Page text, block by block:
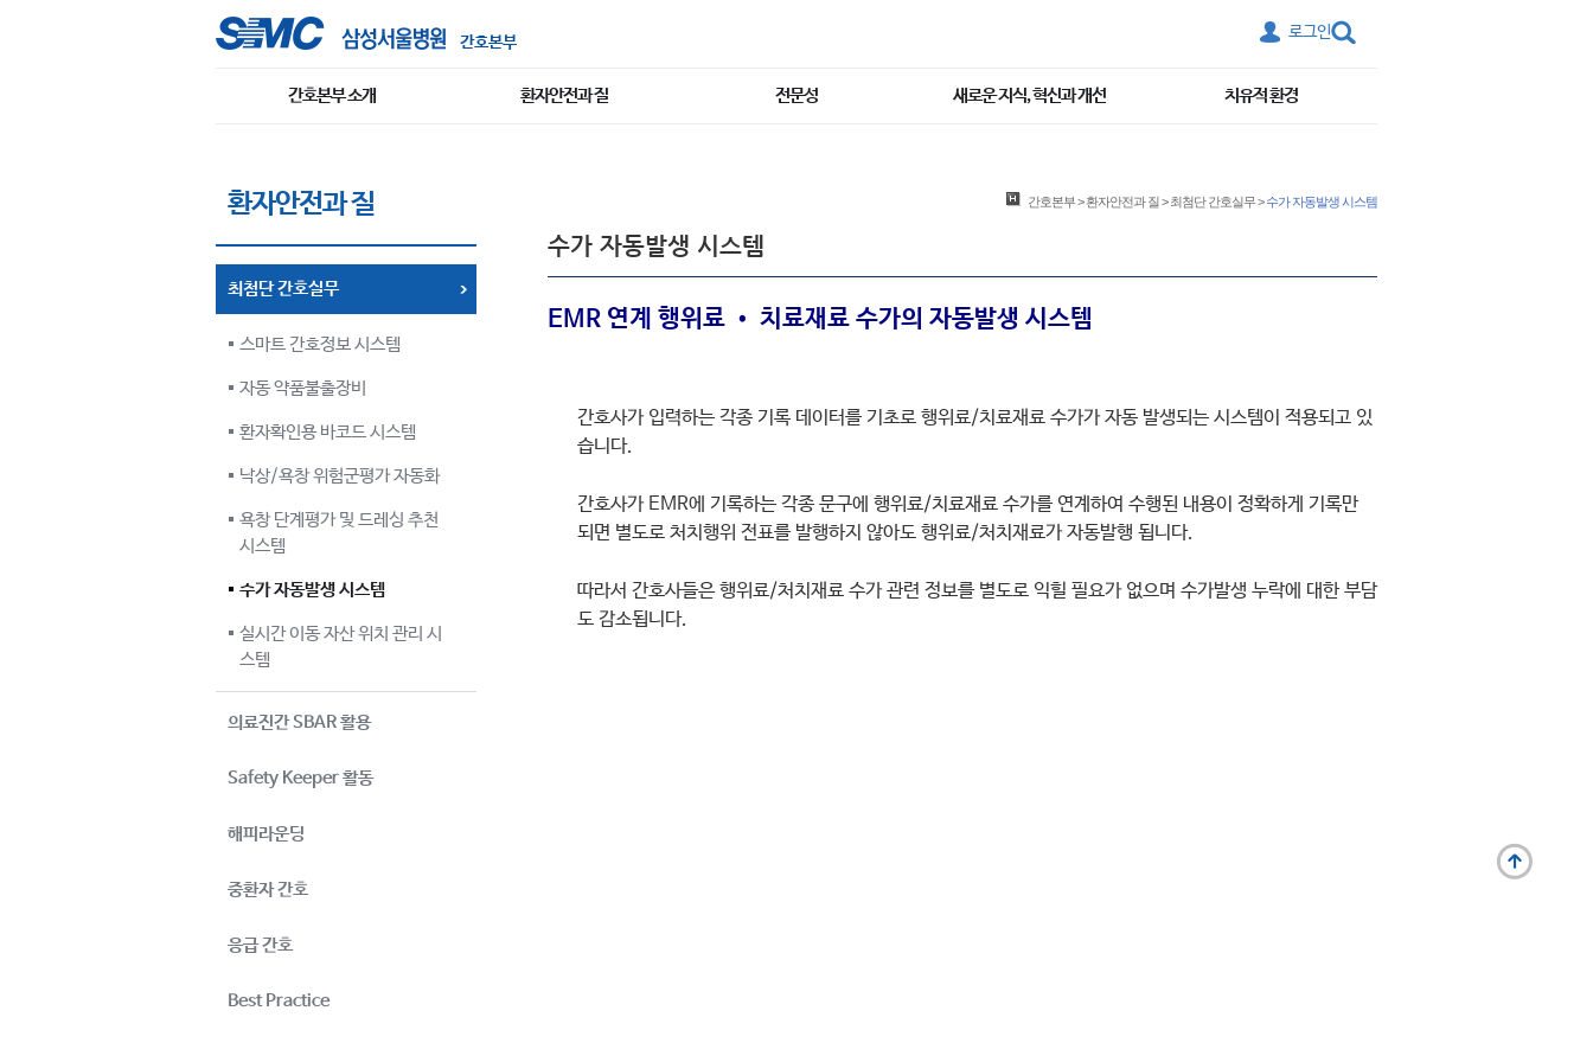
간호본부
로그인
간호본부 소개 환자안전과 질 전문성 새로운 지식, 혁신과 개선 치유적 환경
환자안전과 질
최첨단 간호실무
스마트 간호정보 시스템
자동 약품불출장비
환자확인용 바코드 시스템
낙상/욕창 위험군평가 자동화
욕창 단계평가 및 드레싱 추천
시스템
수가 자동발생 시스템
실시간 이동 자산 위치 관리 시
스템
의료진간 SBAR 활용
Safety Keeper 활동
해피라운딩
중환자 간호
응급 간호
Best Practice
간호본부>환자안전과 질>최첨단 간호실무>수가 자동발생 시스템
수가 자동발생 시스템
EMR 연계 행위료 • 치료재료 수가의 자동발생 시스템
간호사가 입력하는 각종 기록 데이터를 기초로 행위료/치료재료 수가가 자동 발생되는 시스템이 적용되고 있
습니다.
간호사가 EMR에 기록하는 각종 문구에 행위료/치료재료 수가를 연계하여 수행된 내용이 정확하게 기록만
되면 별도로 처치행위 전표를 발행하지 않아도 행위료/처치재료가 자동발행 됩니다.
따라서 간호사들은 행위료/처치재료 수가 관련 정보를 별도로 익힐 필요가 없으며 수가발생 누락에 대한 부담
도 감소됩니다.